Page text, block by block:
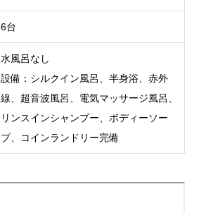
6台
水風呂なし
設備：シルクイン風呂、半身浴、赤外
線、超音波風呂、電気マッサージ風呂、
リンスインシャンプー、ボディーソー
プ、コインランドリー完備